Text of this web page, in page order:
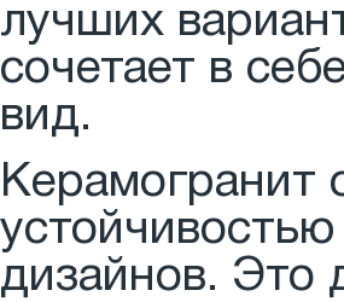
лучших
сочетает в
вид.
Керамогранит
дизайнов. Это